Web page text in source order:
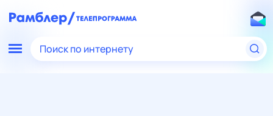
Поиск по интернету